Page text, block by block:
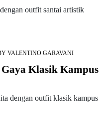
outfit santai artistik
VALENTINO GARAVANI
Gaya Klasik Kampus
dengan outfit klasik kampus